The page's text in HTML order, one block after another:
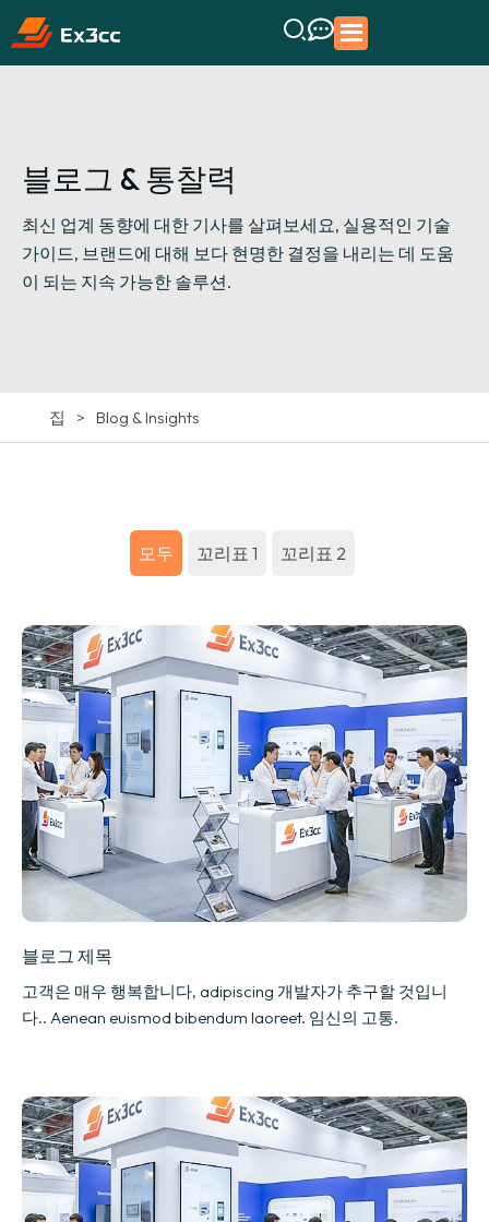
블로그 & 통찰력
최신 업계 동향에 대한 기사를 살펴보세요, 실용적인 기술
가이드, 브랜드에 대해 보다 현명한 결정을 내리는 데 도움
이 되는 지속 가능한 솔루션.
집 > Blog & Insights
모두 꼬리표 1 꼬리표 2
블로그 제목
고객은 매우 행복합니다, adipiscing 개발자가 추구할 것입니
다.. Aenean euismod bibendum laoreet. 임신의 고통.